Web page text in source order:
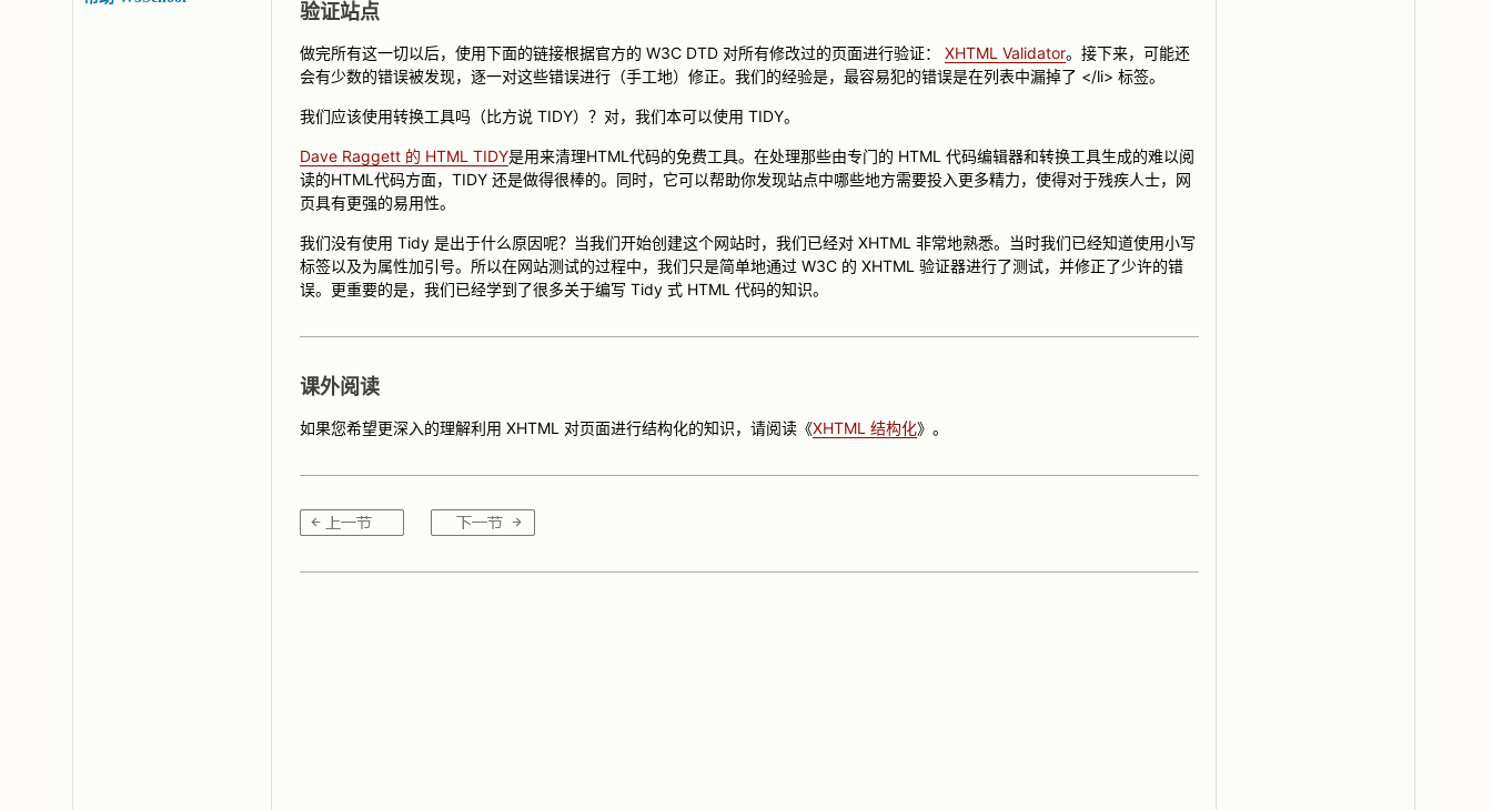
验证站点
做完所有这一切以后，使用下面的链接根据官方的 W3C DTD 对所有修改过的页面进行验证： XHTML Validator。接下来，可能还
会有少数的错误被发现，逐一对这些错误进行（手工地）修正。我们的经验是，最容易犯的错误是在列表中漏掉了 </li> 标签。
我们应该使用转换工具吗（比方说 TIDY）？对，我们本可以使用 TIDY。
Dave Raggett 的 HTML TIDY是用来清理HTML代码的免费工具。在处理那些由专门的 HTML 代码编辑器和转换工具生成的难以阅
读的HTML代码方面，TIDY 还是做得很棒的。同时，它可以帮助你发现站点中哪些地方需要投入更多精力，使得对于残疾人士，网
页具有更强的易用性。
我们没有使用 Tidy 是出于什么原因呢？当我们开始创建这个网站时，我们已经对 XHTML 非常地熟悉。当时我们已经知道使用小写
标签以及为属性加引号。所以在网站测试的过程中，我们只是简单地通过 W3C 的 XHTML 验证器进行了测试，并修正了少许的错
误。更重要的是，我们已经学到了很多关于编写 Tidy 式 HTML 代码的知识。
课外阅读
如果您希望更深入的理解利用 XHTML 对页面进行结构化的知识，请阅读《XHTML 结构化》。